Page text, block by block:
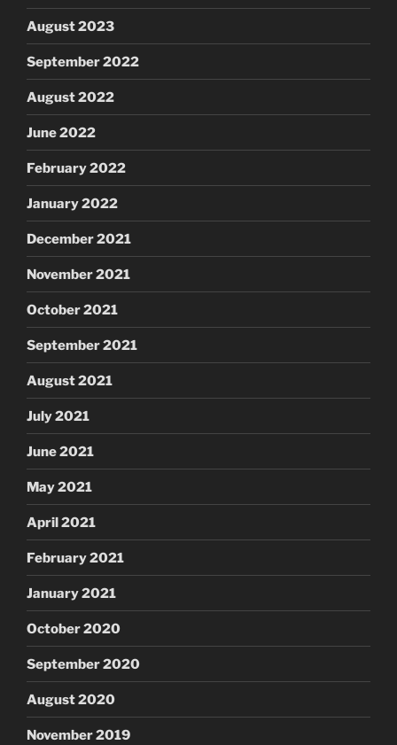
August 2023
September 2022
August 2022
June 2022
February 2022
January 2022
December 2021
November 2021
October 2021
September 2021
August 2021
July 2021
June 2021
May 2021
April 2021
February 2021
January 2021
October 2020
September 2020
August 2020
November 2019